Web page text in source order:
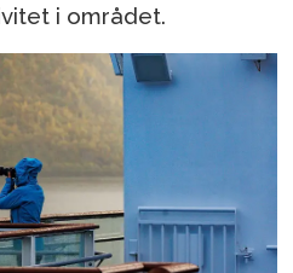
i området.